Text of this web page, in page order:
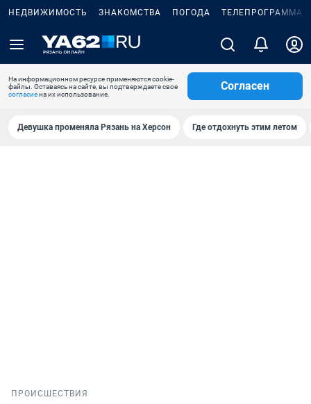
НЕДВИЖИМОСТЬ ЗНАКОМСТВА ПОГОДА ТЕЛЕПРОГРАММА
На информационном ресурсе применяются cookie-
файлы. Оставаясь на сайте, вы подтверждаете свое
согласиена их использование.
Согласен
Девушка променяла Рязань на Херсон Где отдохнуть этим летом
ПРОИСШЕСТВИЯ